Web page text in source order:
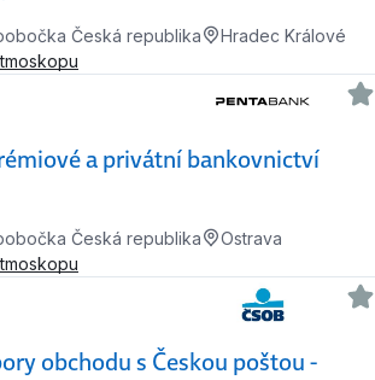
Česká republika
Hradec Králové
a privátní bankovnictví
Česká republika
Ostrava
obchodu s Českou poštou -